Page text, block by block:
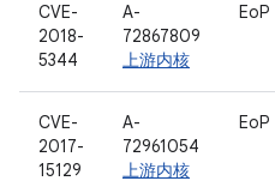
CVE-
2018-
5344
A-
72867809
上游内核
EoP
CVE-
2017-
15129
A-
72961054
上游内核
EoP